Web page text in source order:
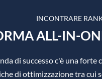
INCONTRARE
ALL-IN-
di successo c'è una forte
di ottimizzazione tra cui